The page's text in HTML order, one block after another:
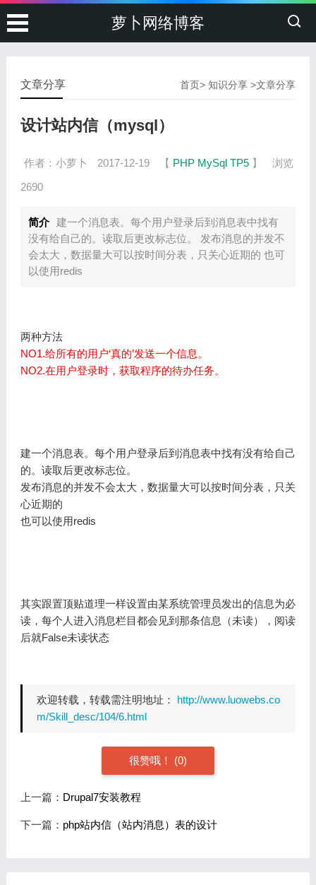
萝卜网络博客
首页>知识分享 >文章分享
文章分享
设计站内信（mysql）
作者：小萝卜 2017-12-19 【 PHP MySql TP5】
浏览
2690
简介 建一个消息表。每个用户登录后到消息表中找有
没有给自己的。读取后更改标志位。 发布消息的并发不
会太大，数据量大可以按时间分表，只关心近期的 也可
以使用redis
两种方法
NO1.给所有的用户‘真的’发送一个信息。
NO2.在用户登录时，获取程序的待办任务。
建一个消息表。每个用户登录后到消息表中找有没有给自己
的。读取后更改标志位。
发布消息的并发不会太大，数据量大可以按时间分表，只关
心近期的
也可以使用redis
其实跟置顶贴道理一样设置由某系统管理员发出的信息为必
读，每个人进入消息栏目都会见到那条信息（未读），阅读
后就False未读状态
欢迎转载，转载需注明地址： http://www.luowebs.co
m/Skill_desc/104/6.html
很赞哦！ (0)
上一篇： Drupal7安装教程
下一篇： php站内信（站内消息）表的设计